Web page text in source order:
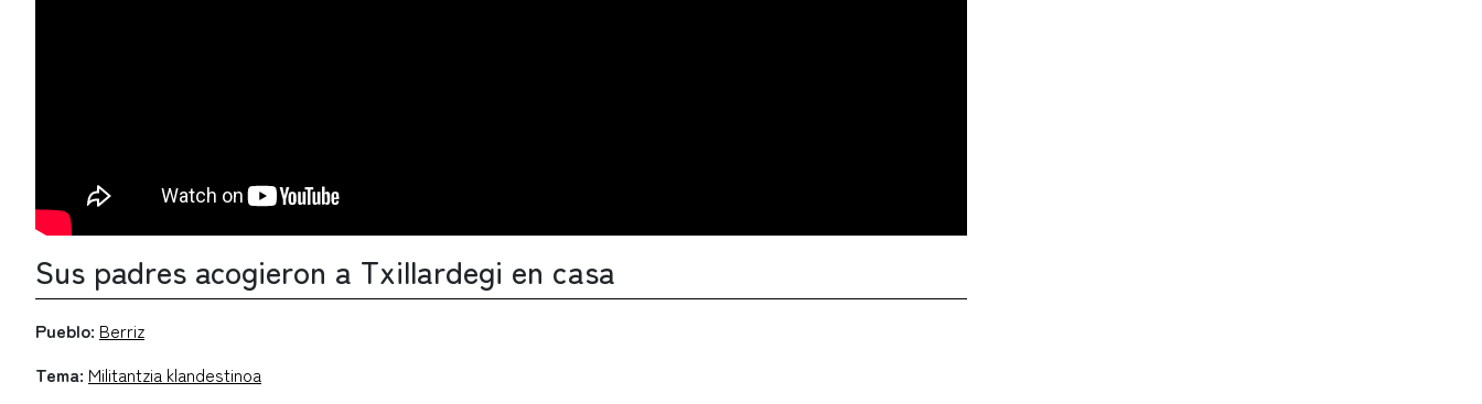
Sus padres acogieron a Txillardegi en casa
Pueblo: Berriz
Tema: Militantzia klandestinoa